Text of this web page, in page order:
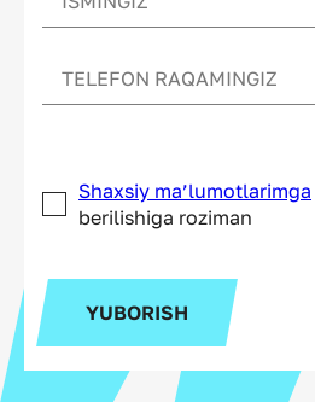
Shaxsiy ma’lumotlarimga
berilishiga roziman
YUBORISH